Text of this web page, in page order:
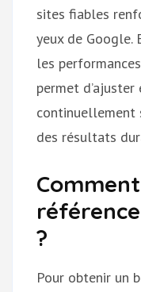
sites fiables
yeux de Google.
les
permet d’ajuster
continuellement
des résultats
?
Pour obtenir un